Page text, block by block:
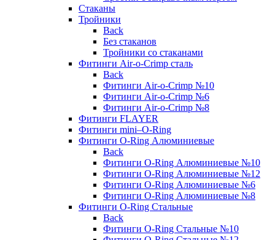
Стаканы
Тройники
Back
Без стаканов
Тройники со стаканами
Фитинги Air-o-Crimp сталь
Back
Фитинги Air-o-Crimp №10
Фитинги Air-o-Crimp №6
Фитинги Air-o-Crimp №8
Фитинги FLAYER
Фитинги mini–O-Ring
Фитинги O-Ring Алюминиевые
Back
Фитинги O-Ring Алюминиевые №10
Фитинги O-Ring Алюминиевые №12
Фитинги O-Ring Алюминиевые №6
Фитинги O-Ring Алюминиевые №8
Фитинги O-Ring Стальные
Back
Фитинги O-Ring Стальные №10